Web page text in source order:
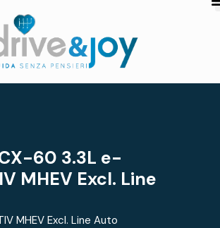
60 3.3L e-
MHEV Excl. Line
MHEV Excl. Line Auto